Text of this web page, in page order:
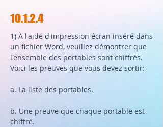
10.1.2.4
1) À l'aide d'impression écran inséré dans
un fichier Word, veuillez démontrer que
l'ensemble des portables sont chiffrés.
Voici les preuves que vous devez sortir:
a. La liste des portables.
b. Une preuve que chaque portable est
chiffré.